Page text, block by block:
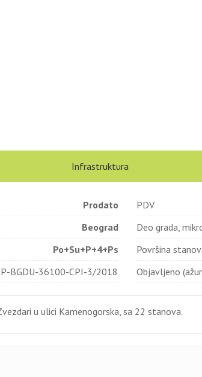
Infrastruktura
Prodato PDV
Beograd Deo grada,
Po+Su+P+4+Ps Površina
BGDU-36100-CPI-3/2018
Objavljeno
u ulici Kamenogorska, sa 22 stanova.